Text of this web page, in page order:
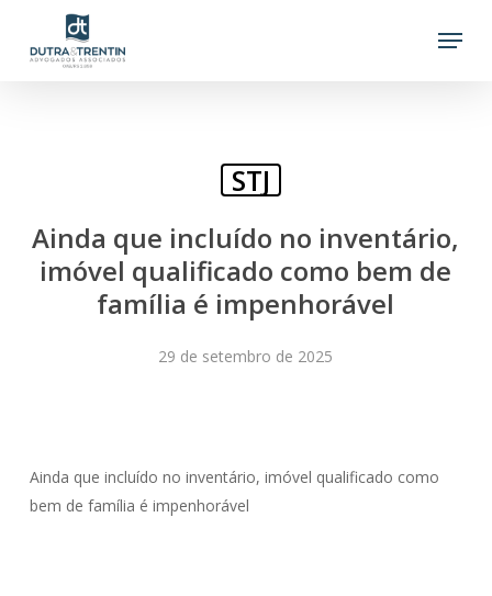
Menu
STJ
Ainda que incluído no inventário,
imóvel qualificado como bem de
família é impenhorável
29 de setembro de 2025
Ainda que incluído no inventário, imóvel qualificado como
bem de família é impenhorável